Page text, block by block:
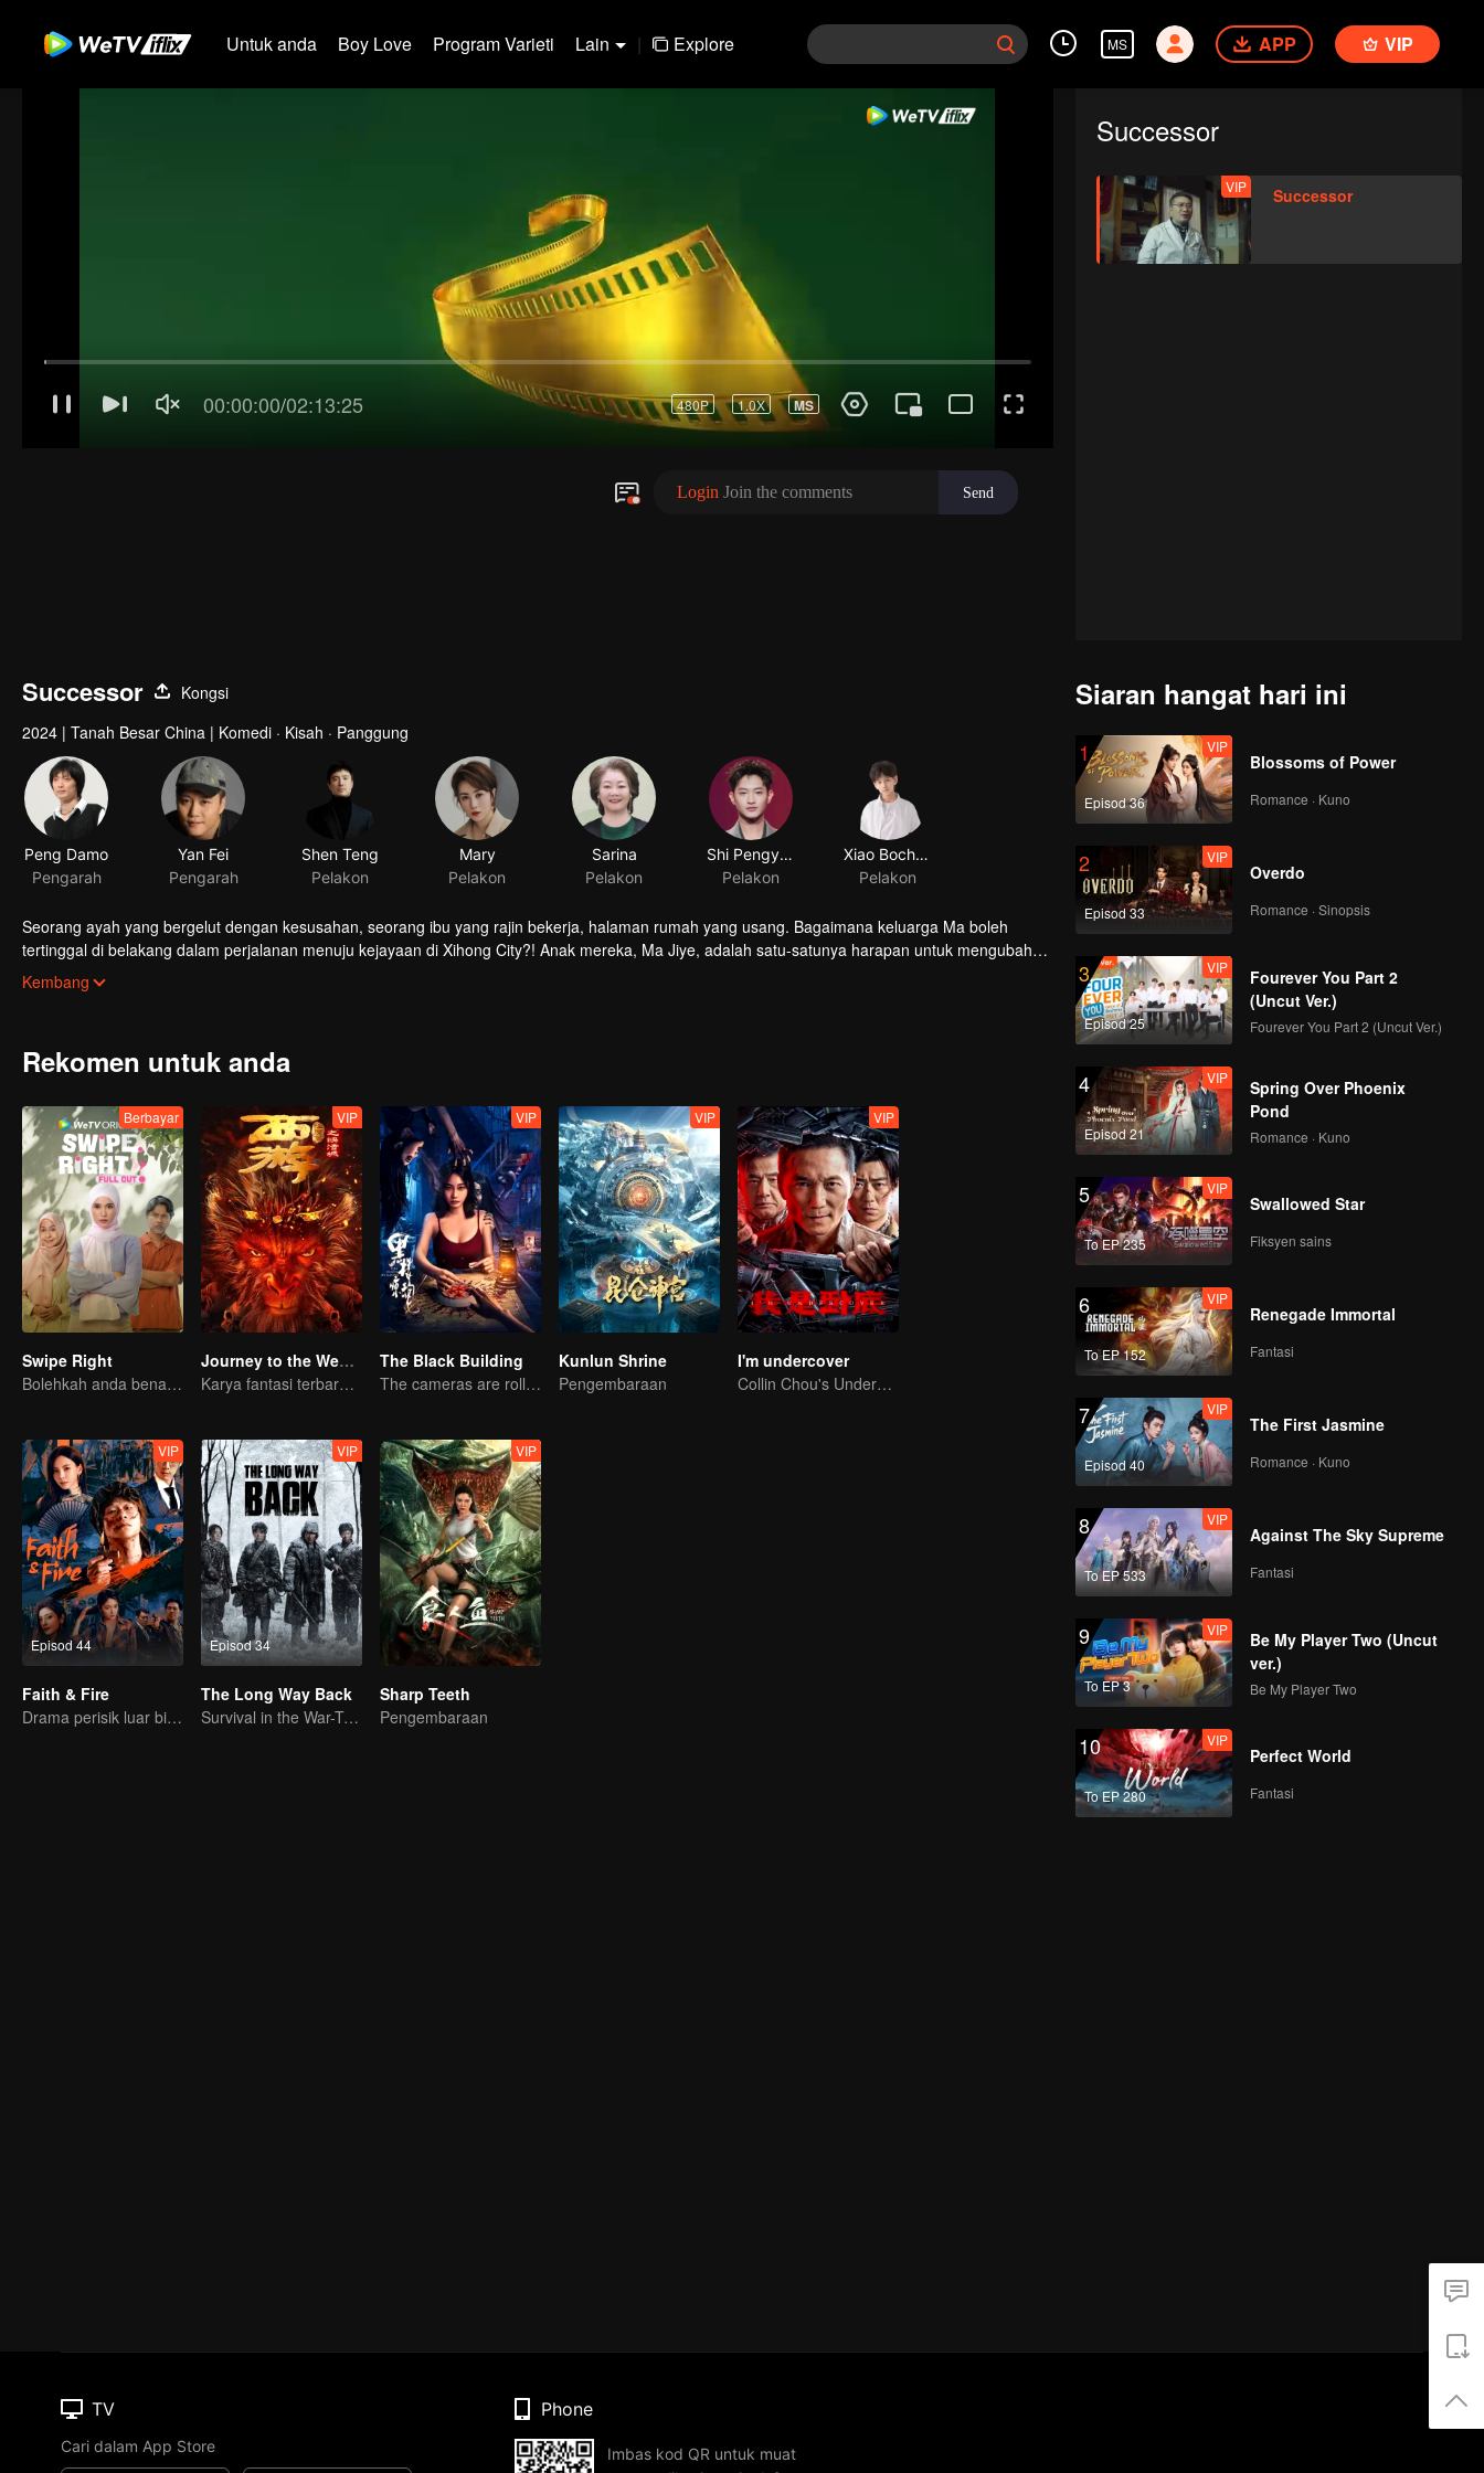
Untuk anda Boy Love Program Varieti Lain | Explore MS APP VIP
Successor
VIP Successor
Successor
Kongsi
2024 | Tanah Besar China | Komedi · Kisah · Panggung
Peng Damo
Pengarah
Yan Fei
Pengarah
Seorang ayah yang bergelut dengan kesusahan, seorang ibu yang rajin bekerja, halaman rumah yang usang. Bagaimana keluarga Ma boleh
tertinggal di belakang dalam perjalanan menuju kejayaan di Xihong City?! Anak mereka, Ma Jiye, adalah satu-satunya harapan untuk mengubah
nasib keluarga mereka. Ma kecil sangat tekad—dia cemerlang di sekolah setiap tahun, tidak manja, dan memiliki semangat yang kuat. Namun,
ketika dia semakin dewasa, dia mula menyedari orang-orang di sekelilingnya semakin hari semakin pelik...
Kembang
Rekomen untuk anda
Berbayar
Swipe Right
Bolehkah anda benar-benar mencari jodoh melalui aplikasi?
VIP
Journey to the West:The Helltown of Heaven
Karya fantasi terbaru dari IP Journey to the West bakal tiba!
VIP
The Black Building
The cameras are rolling, but the screams are real.
VIP
Kunlun Shrine
Pengembaraan
VIP
I'm undercover
Collin Chou's Undercover War
Episod 44
VIP
Faith & Fire
Drama perisik luar biasa, ejen penyamar tak ikut aturan
Episod 34
VIP
The Long Way Back
Survival in the War-Torn Era: Hu Jun and Li Naiwen's Perilous Journey
VIP
Sharp Teeth
Pengembaraan
Siaran hangat hari ini
1
Episod 36
VIP
Blossoms of Power
Romance · Kuno
2
Episod 33
VIP
Overdo
Romance · Sinopsis
3
Episod 25
VIP
Fourever You Part 2
(Uncut Ver.)
Fourever You Part 2 (Uncut Ver.)
4
Episod 21
VIP
Spring Over Phoenix
Pond
Romance · Kuno
5
To EP 235
VIP
Swallowed Star
Fiksyen sains
6
To EP 152
VIP
Renegade Immortal
Fantasi
7
Episod 40
VIP
The First Jasmine
Romance · Kuno
8
To EP 533
VIP
Against The Sky Supreme
Fantasi
9
To EP 3
VIP
Be My Player Two (Uncut
ver.)
Be My Player Two
10
To EP 280
VIP
Perfect World
Fantasi
TV
Cari dalam App Store
Phone
Imbas kod QR untuk muat